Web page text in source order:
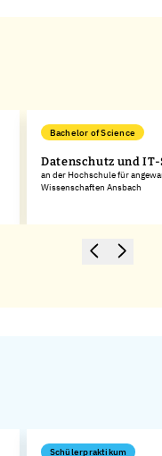
Bachelor of Science
Datenschutz und
an der Hochschule für
Wissenschaften Ansbach
Schülerpraktikum